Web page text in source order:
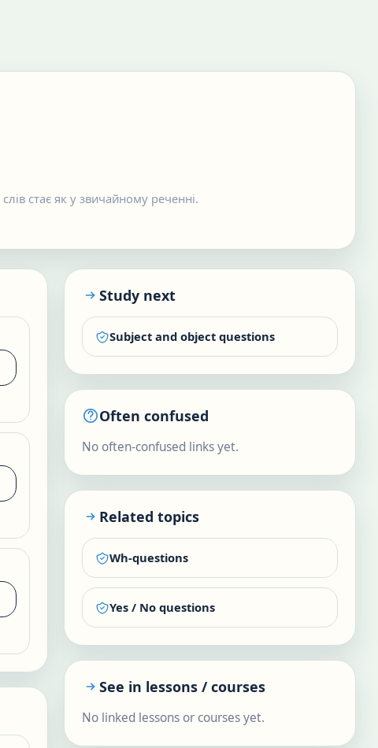
стає як у звичайному реченні.
Study next
Subject and object questions
Often confused
No often-confused links yet.
Related topics
Wh-questions
Yes / No questions
See in lessons / courses
No linked lessons or courses yet.